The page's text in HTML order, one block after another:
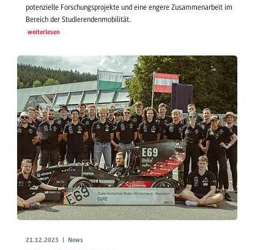
potenzielle Forschungsprojekte und eine engere Zusammenarbeit im
Bereich der Studierendenmobilität.
weiterlesen
21.12.2023 | News